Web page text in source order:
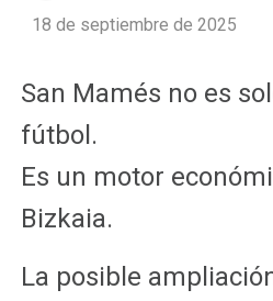
18 de septiembre de 2025
San Mamés no es
fútbol.
Es un motor
Bizkaia.
La posible